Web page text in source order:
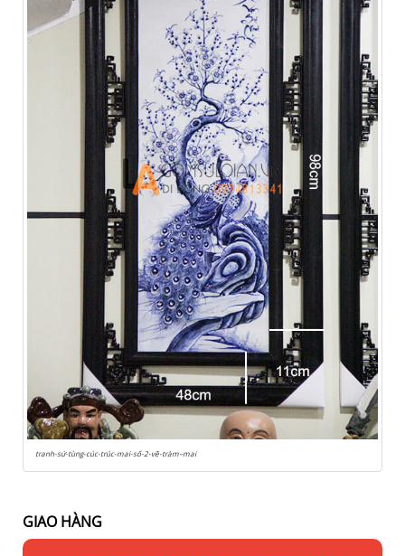
tranh-sứ-tùng-cúc-trúc-mai-số-2-vẽ-tràm–mai
GIAO HÀNG